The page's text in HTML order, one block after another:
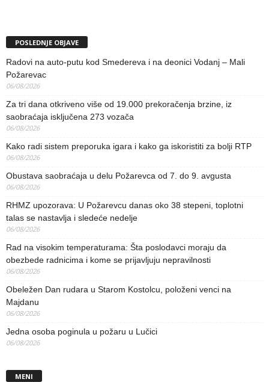
POSLEDNJE OBJAVE
Radovi na auto-putu kod Smedereva i na deonici Vodanj – Mali
Požarevac
06/08/2026
Za tri dana otkriveno više od 19.000 prekoračenja brzine, iz
saobraćaja isključena 273 vozača
06/08/2026
Kako radi sistem preporuka igara i kako ga iskoristiti za bolji RTP
06/08/2026
Obustava saobraćaja u delu Požarevca od 7. do 9. avgusta
06/08/2026
RHMZ upozorava: U Požarevcu danas oko 38 stepeni, toplotni
talas se nastavlja i sledeće nedelje
06/08/2026
Rad na visokim temperaturama: Šta poslodavci moraju da
obezbede radnicima i kome se prijavljuju nepravilnosti
06/08/2026
Obeležen Dan rudara u Starom Kostolcu, položeni venci na
Majdanu
06/08/2026
Jedna osoba poginula u požaru u Lučici
06/08/2026
MENI